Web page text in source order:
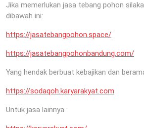
Jika memerlukan jasa tebang pohon
dibawah ini:
https://jasatebangpohon.space/
https://jasatebangpohonbandung.com/
Yang hendak berbuat kebajikan dan
https://sodaqoh.karyarakyat.com
Untuk jasa lainnya :